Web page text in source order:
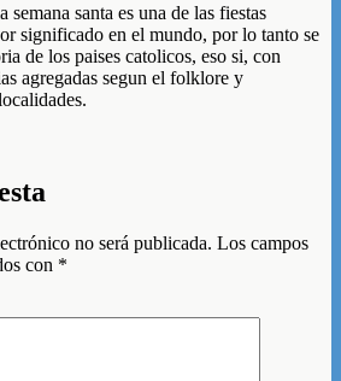
semana santa es una de las fiestas
significado en el mundo, por lo tanto se
de los paises catolicos, eso si, con
agregadas segun el folklore y
no será publicada. Los campos
con *